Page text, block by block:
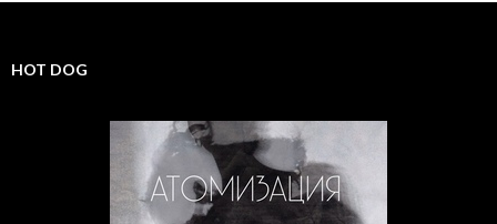
HOT DOG